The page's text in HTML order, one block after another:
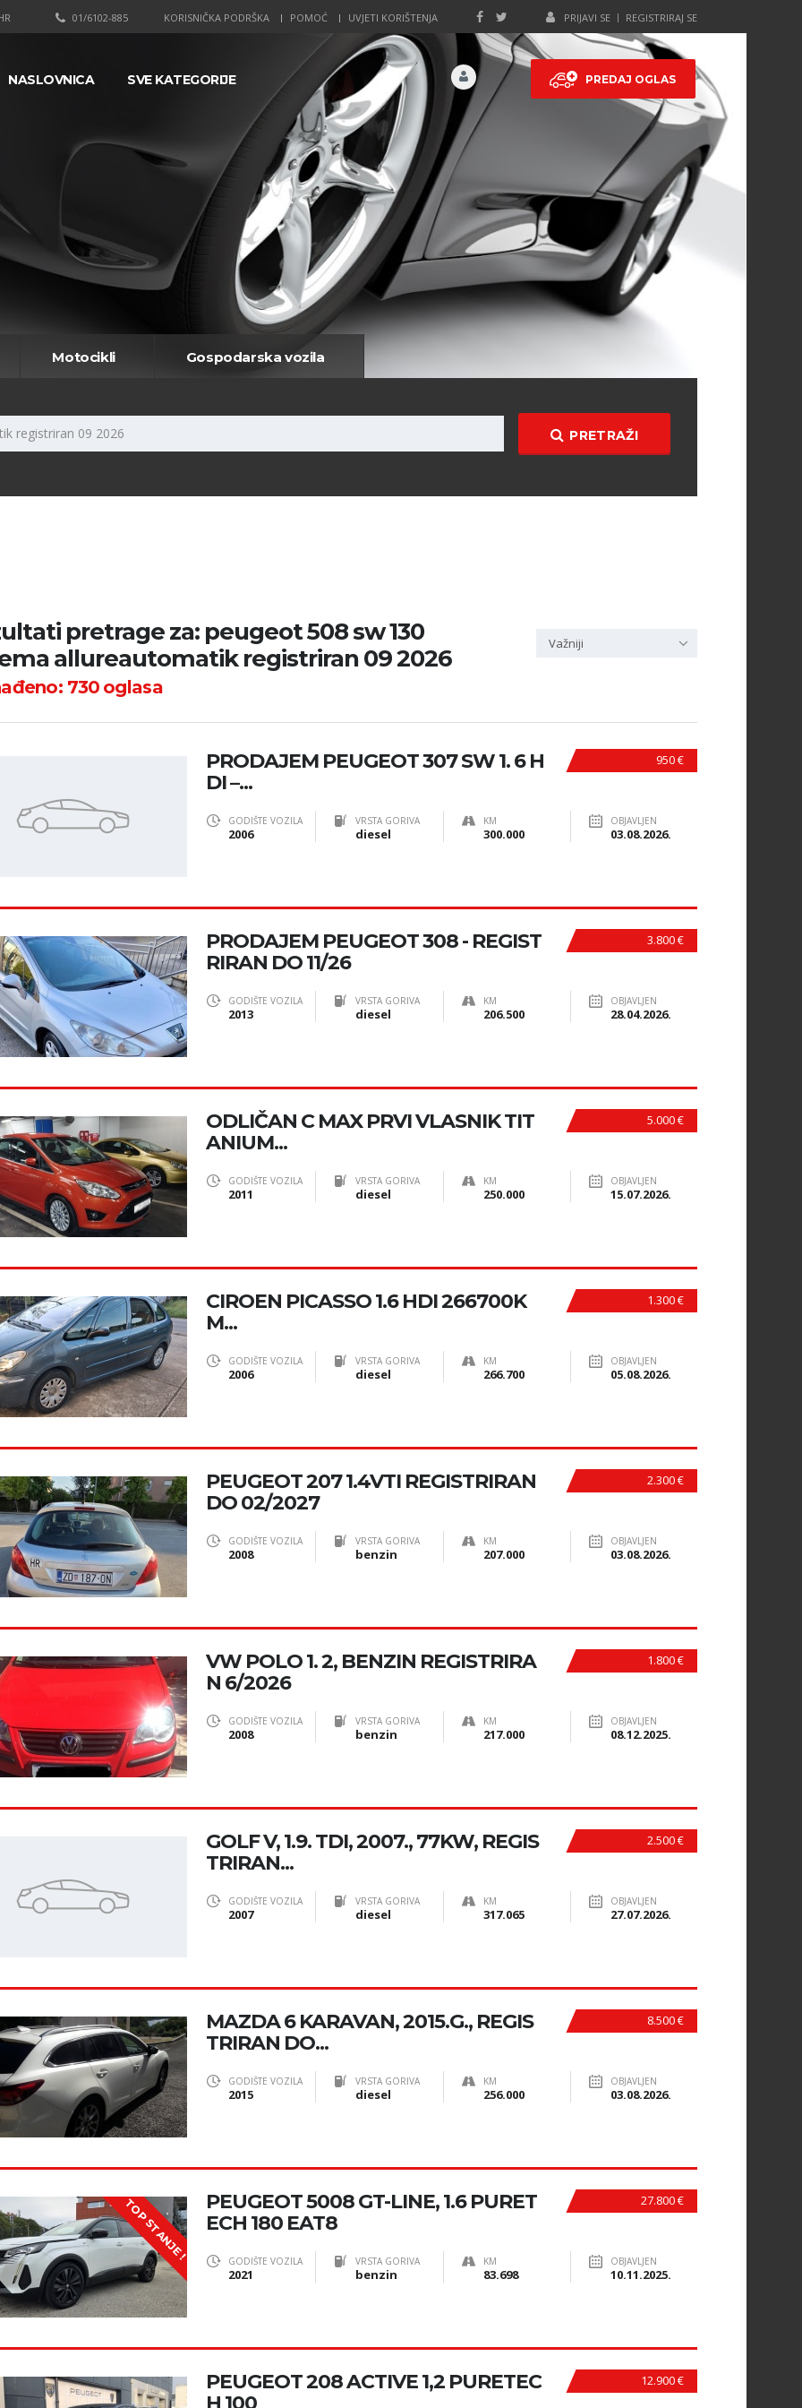
PRIJAVI SE REGISTRIRAJ SE
KORISNIČKA PODRŠKA POMOĆ UVJETI KORIŠTENJA
01/6102-885
PREDAJ OGLAS
NASLOVNICA SVE KATEGORIJE
Motocikli Gospodarska vozila
PRETRAŽI
pretrage za: peugeot 508 sw 130
allureautomatik registriran 09 2026
730oglasa
Važniji
950 €
PRODAJEM PEUGEOT 307 SW 1. 6 H
DI –...
GODIŠTE VOZILA
2006
VRSTA GORIVA
diesel
KM
300.000
OBJAVLJEN
03.08.2026.
3.800 €
PRODAJEM PEUGEOT 308 - REGIST
RIRAN DO 11/26
GODIŠTE VOZILA
2013
VRSTA GORIVA
diesel
KM
206.500
OBJAVLJEN
28.04.2026.
5.000 €
ODLIČAN C MAX PRVI VLASNIK TIT
ANIUM...
GODIŠTE VOZILA
2011
VRSTA GORIVA
diesel
KM
250.000
OBJAVLJEN
15.07.2026.
1.300 €
CIROEN PICASSO 1.6 HDI 266700K
M...
GODIŠTE VOZILA
2006
VRSTA GORIVA
diesel
KM
266.700
OBJAVLJEN
05.08.2026.
2.300 €
PEUGEOT 207 1.4VTI REGISTRIRAN
DO 02/2027
GODIŠTE VOZILA
2008
VRSTA GORIVA
benzin
KM
207.000
OBJAVLJEN
03.08.2026.
1.800 €
VW POLO 1. 2, BENZIN REGISTRIRA
N 6/2026
GODIŠTE VOZILA
2008
VRSTA GORIVA
benzin
KM
217.000
OBJAVLJEN
08.12.2025.
2.500 €
GOLF V, 1.9. TDI, 2007., 77KW, REGIS
TRIRAN...
GODIŠTE VOZILA
2007
VRSTA GORIVA
diesel
KM
317.065
OBJAVLJEN
27.07.2026.
8.500 €
MAZDA 6 KARAVAN, 2015.G., REGIS
TRIRAN DO...
GODIŠTE VOZILA
2015
VRSTA GORIVA
diesel
KM
256.000
OBJAVLJEN
03.08.2026.
TOP STANJE ! 27.800 €
PEUGEOT 5008 GT-LINE, 1.6 PURET
ECH 180 EAT8
GODIŠTE VOZILA
2021
VRSTA GORIVA
benzin
KM
83.698
OBJAVLJEN
10.11.2025.
12.900 €
PEUGEOT 208 ACTIVE 1,2 PURETEC
H 100